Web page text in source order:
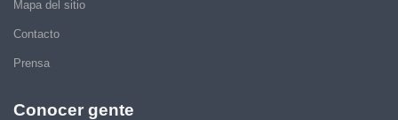
Mapa del sitio
Contacto
Prensa
Conocer gente